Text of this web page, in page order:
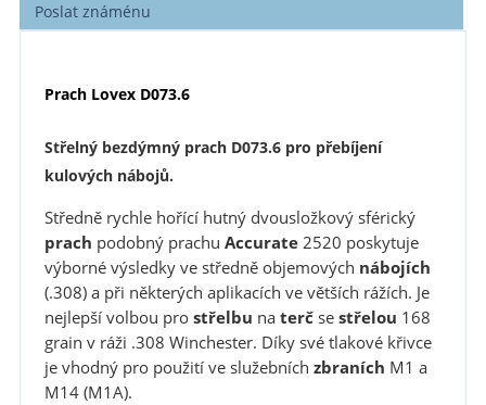
Poslat známénu
Prach Lovex D073.6
Střelný bezdýmný prach D073.6 pro přebíjení
kulových nábojů.
Středně rychle hořící hutný dvousložkový sférický
prach podobný prachu Accurate2520 poskytuje
výborné výsledky ve středně objemových nábojích
(.308) a při některých aplikacích ve větších rážích. Je
nejlepší volbou prostřelbu naterčsestřelou 168
grain v ráži .308 Winchester. Díky své tlakové křivce
je vhodný pro použití ve služebních zbraních M1 a
M14 (M1A).